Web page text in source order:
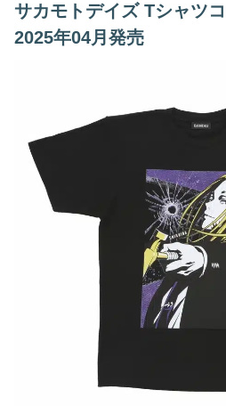
サカモトデイズ Tシャツ
2025年04月発売